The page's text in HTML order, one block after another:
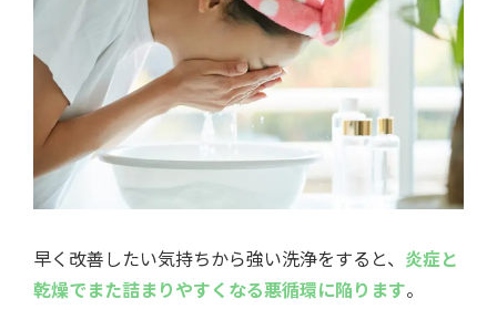
早く改善したい気持ちから強い洗浄をすると、 炎症と
乾燥でまた詰まりやすくなる悪循環に陥ります。